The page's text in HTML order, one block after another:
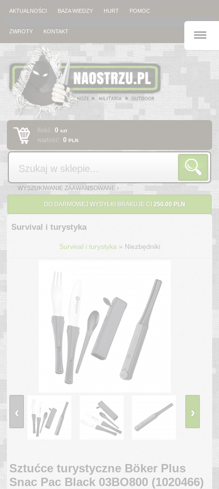
AKTUALNOŚCI BAZA WIEDZY HURT POMOC
ZWROTY KONTAKT
Ilość:0szt
wartość:0PLN
Szukaj
WYSZUKIWANIE ZAAWANSOWANE ›
DO DARMOWEJ WYSYŁKI BRAKUJE CI 250.00 PLN
Survival i turystyka
Survival i turystyka » Niezbędniki
›
‹
Sztućce turystyczne Böker Plus
Snac Pac Black 03BO800 (1020466)